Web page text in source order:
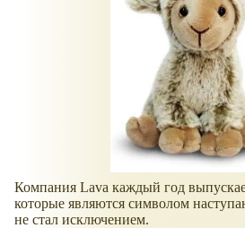
Компания Lava каждый год
которые являются символом
не стал исключением.